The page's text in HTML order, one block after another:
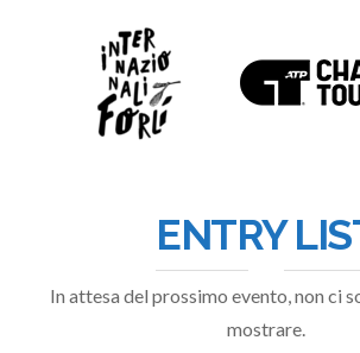
ENTRY
In attesa del prossimo evento, non ci
mostrare.